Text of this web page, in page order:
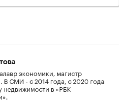
экономики, магистр
В СМИ - с 2014 года, с 2020 года
недвижимости в «РБК-